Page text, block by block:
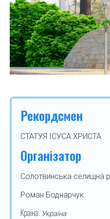
Рекордсмен
СТАТУЯ ІСУСА ХРИСТА
Організатор
Солотвинська селищна
Роман Боднарчук
Країна: Україна